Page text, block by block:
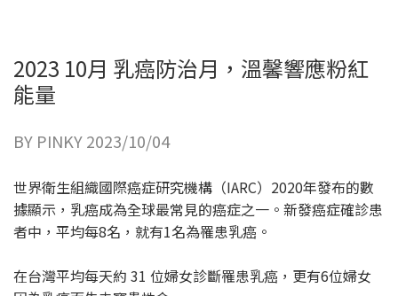
2023 10月 乳癌防治月，溫馨響應粉紅
能量
BY PINKY 2023/10/04
世界衛生組織國際癌症研究機構（IARC）2020年發布的數
據顯示，乳癌成為全球最常見的癌症之一。新發癌症確診患
者中，平均每8名，就有1名為罹患乳癌。
在台灣平均每天約 31 位婦女診斷罹患乳癌，更有6位婦女